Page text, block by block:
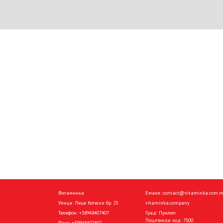
Витаминка
Улица: Леце Котески бр. 23
Телефон: +38948407407
Емаил:
vitaminka.company
Град: Прилеп
Поштенски код: 7500